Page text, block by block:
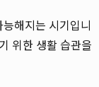
해지는 시기입니
위한 생활 습관을